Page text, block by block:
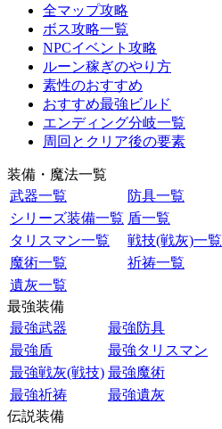
全マップ攻略
ボス攻略一覧
NPCイベント攻略
ルーン稼ぎのやり方
素性のおすすめ
おすすめ最強ビルド
エンディング分岐一覧
周回とクリア後の要素
装備・魔法一覧
武器一覧
防具一覧
シリーズ装備一覧 盾一覧
タリスマン一覧
戦技(戦灰)一覧
魔術一覧
祈祷一覧
遺灰一覧
最強装備
最強武器
最強防具
最強盾
最強タリスマン
最強戦灰(戦技) 最強魔術
最強祈祷
最強遺灰
伝説装備